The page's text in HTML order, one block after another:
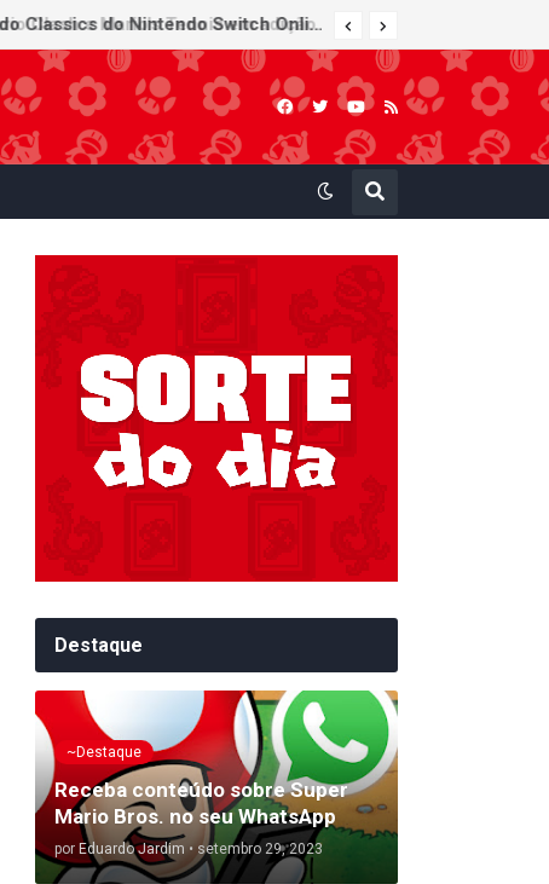
Super Mario Sunshine é anunciado para o Nintendo GameCube - Nintendo Classics do Nintendo Switch Online
Destaque
~Destaque
Receba conteúdo sobre Super
Mario Bros. no seu WhatsApp
por Eduardo Jardim • setembro 29, 2023